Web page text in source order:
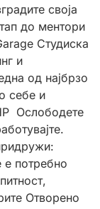
своја
до ментори
Студиска
и
од најбрзо
себе и
Ослободете
потребно
Отворено